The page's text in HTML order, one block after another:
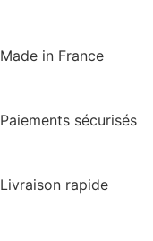
Made in France
Paiements sécurisés
Livraison rapide